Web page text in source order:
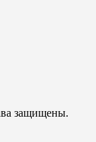
защищены.